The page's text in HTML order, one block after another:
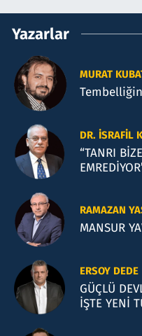
Yazarlar
MURAT
DR. İSRAFIL
“TANRI
RAMAZAN
MANSUR
ERSOY DEDE
GÜÇLÜ
İŞTE YENİ